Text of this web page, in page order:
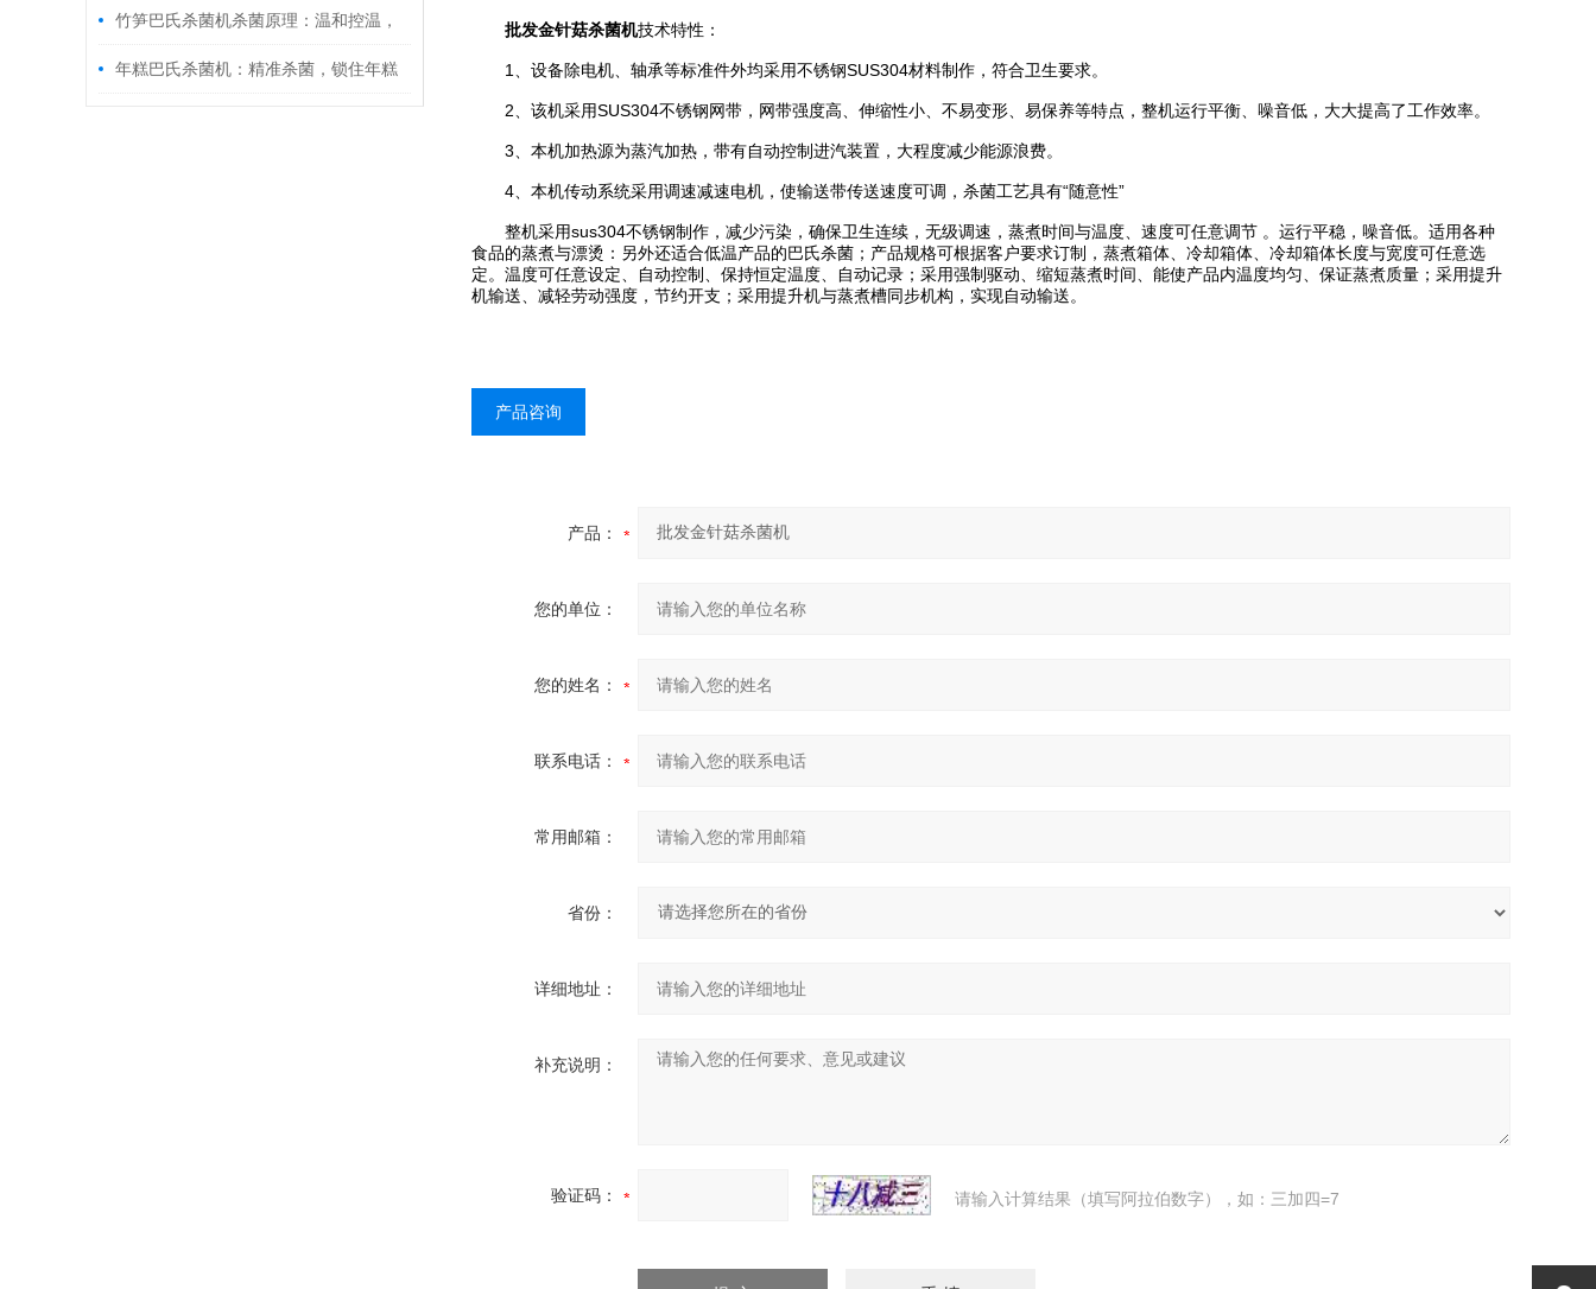
的品质革命
竹笋巴氏杀菌机杀菌原理：温和控温，
兼顾安全与品质​
年糕巴氏杀菌机：精准杀菌，锁住年糕
批发金针菇杀菌机技术特性：
1、设备除电机、轴承等标准件外均采用不锈钢SUS304材料制作，符合卫生要求。
2、该机采用SUS304不锈钢网带，网带强度高、伸缩性小、不易变形、易保养等特点，整机运行平衡、噪音低，大大提高了工作效率。
3、本机加热源为蒸汽加热，带有自动控制进汽装置，大程度减少能源浪费。
4、本机传动系统采用调速减速电机，使输送带传送速度可调，杀菌工艺具有“随意性”
整机采用sus304不锈钢制作，减少污染，确保卫生连续，无级调速，蒸煮时间与温度、速度可任意调节 。运行平稳，噪音低。适用各种
食品的蒸煮与漂烫：另外还适合低温产品的巴氏杀菌；产品规格可根据客户要求订制，蒸煮箱体、冷却箱体、冷却箱体长度与宽度可任意选
定。温度可任意设定、自动控制、保持恒定温度、自动记录；采用强制驱动、缩短蒸煮时间、能使产品内温度均匀、保证蒸煮质量；采用提升
机输送、减轻劳动强度，节约开支；采用提升机与蒸煮槽同步机构，实现自动输送。
产品咨询
产品：
您的单位：
您的姓名：
联系电话：
常用邮箱：
省份：
详细地址：
补充说明：
验证码： 请输入计算结果（填写阿拉伯数字），如：三加四=7